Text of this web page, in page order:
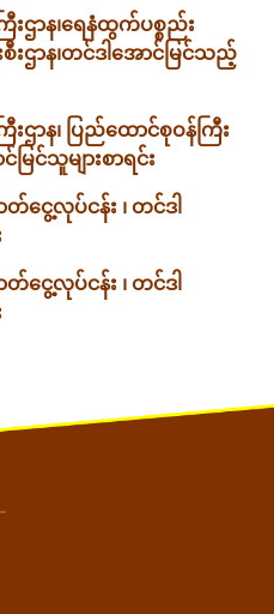
းဌာန၊‌ရေနံထွက်ပစ္စည်း
စီးဌာန၊တင်ဒါအောင်မြင်သည့်
ဌာန၊ ပြည်ထောင်စုဝန်ကြီး
ြင်သူများစာရင်း
တ်ငွေ့လုပ်ငန်း ၊ တင်ဒါ
တ်ငွေ့လုပ်ငန်း ၊ တင်ဒါ